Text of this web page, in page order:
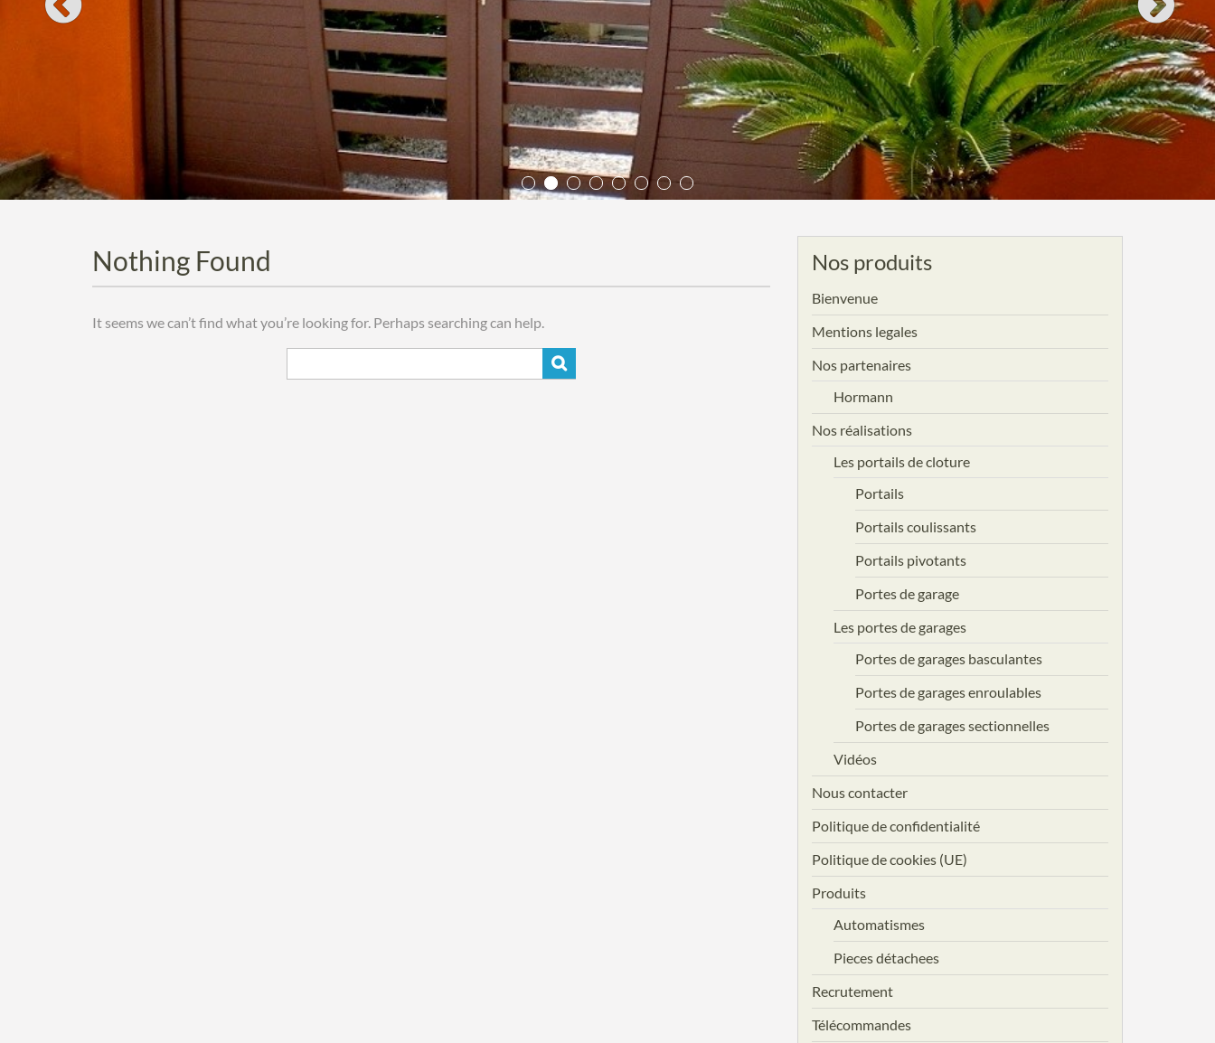
Nothing Found
It seems we can’t find what you’re looking for. Perhaps searching can help.
Nos produits
Bienvenue
Mentions legales
Nos partenaires
Hormann
Nos réalisations
Les portails de cloture
Portails
Portails coulissants
Portails pivotants
Portes de garage
Les portes de garages
Portes de garages basculantes
Portes de garages enroulables
Portes de garages sectionnelles
Vidéos
Nous contacter
Politique de confidentialité
Politique de cookies (UE)
Produits
Automatismes
Pieces détachees
Recrutement
Télécommandes